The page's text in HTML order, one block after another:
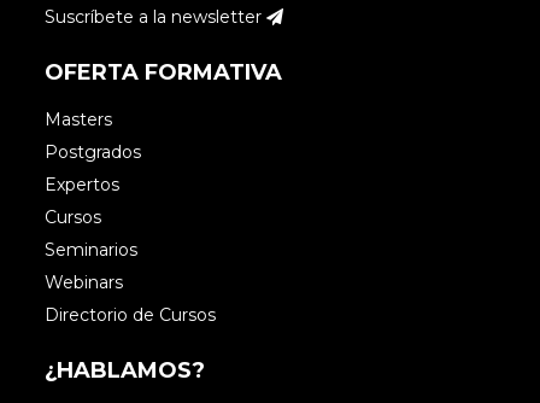
Suscríbete a la newsletter
OFERTA FORMATIVA
Masters
Postgrados
Expertos
Cursos
Seminarios
Webinars
Directorio de Cursos
¿HABLAMOS?